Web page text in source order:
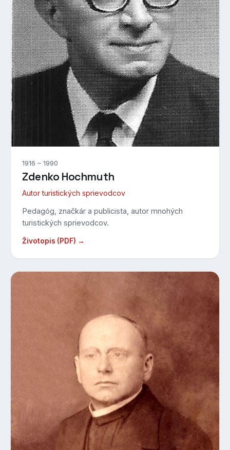
1916 – 1990
Zdenko Hochmuth
Autor turistických sprievodcov
Pedagóg, značkár a publicista, autor mnohých
turistických sprievodcov.
Životopis (PDF) →